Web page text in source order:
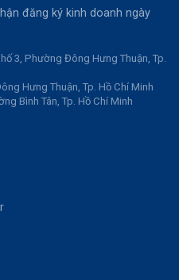
đăng ký kinh doanh ngày
3, Phường Đông Hưng Thuận, Tp.
Hưng Thuận, Tp. Hồ Chí Minh
Bình Tân, Tp. Hồ Chí Minh